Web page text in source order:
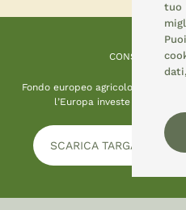
CONSEMI
Fondo europeo agricolo per lo
l’Europa investe nelle zone
SCARICA TARGA
tuo